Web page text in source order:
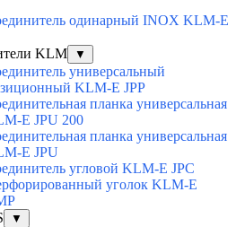
одинарный INOX KLM-E
KLM
▼
универсальный
KLM-E JPP
планка универсальная
E JPU 200
планка универсальная
E JPU
угловой KLM-E JPC
уголок KLM-E
▼